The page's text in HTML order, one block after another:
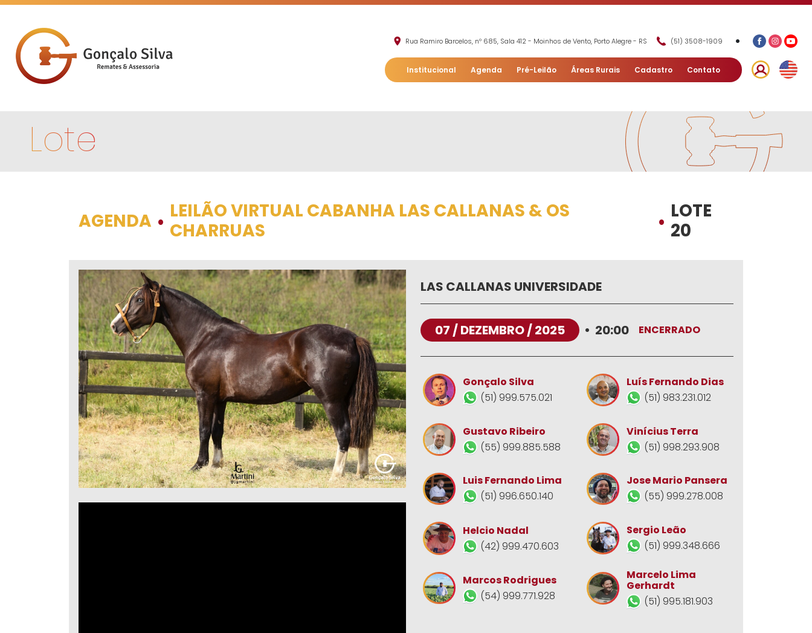
Rua Ramiro Barcelos, nº 685, Sala 412 - Moinhos de Vento, Porto Alegre - RS (51) 3508-1909 •
Institucional Agenda Pré-Leilão Áreas Rurais Cadastro Contato
Lote
AGENDA • LEILÃO VIRTUAL CABANHA LAS CALLANAS & OS
CHARRUAS
• LOTE
20
LAS CALLANAS UNIVERSIDADE
07 / DEZEMBRO / 2025 • 20:00 ENCERRADO
Gonçalo Silva
(51) 999.575.021
Luís Fernando Dias
(51) 983.231.012
Gustavo Ribeiro
(55) 999.885.588
Vinícius Terra
(51) 998.293.908
Luis Fernando Lima
(51) 996.650.140
Jose Mario Pansera
(55) 999.278.008
Helcio Nadal
(42) 999.470.603
Sergio Leão
(51) 999.348.666
Marcos Rodrigues
(54) 999.771.928
Marcelo Lima
Gerhardt
(51) 995.181.903